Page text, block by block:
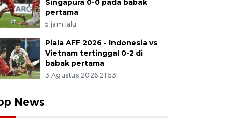
Singapura 0-0 pada babak
pertama
5 jam lalu
Piala AFF 2026 - Indonesia vs
Vietnam tertinggal 0-2 di
babak pertama
3 Agustus 2026 21:53
News